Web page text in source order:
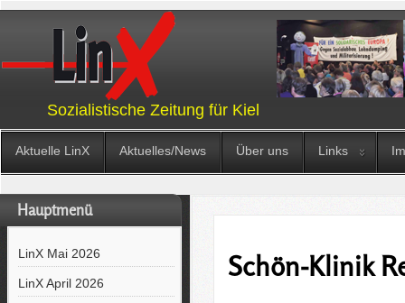
Sozialistische Zeitung für Kiel
Aktuelle LinX Aktuelles/News Über uns Links
Hauptmenü
LinX Mai 2026
LinX April 2026
Schön-Klinik